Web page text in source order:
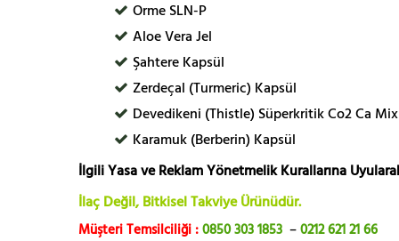
Orme SLN-P
Aloe Vera Jel
Şahtere Kapsül
Zerdeçal (Turmeric) Kapsül
Devedikeni (Thistle) Süperkritik Co2 Ca Mix
Karamuk (Berberin) Kapsül
İlgili Yasa ve Reklam Yönetmelik Kurallarına
İlaç Değil, Bitkisel Takviye Ürünüdür.
Müşteri Temsilciliği :0850 303 1853 –0212 621 21 66